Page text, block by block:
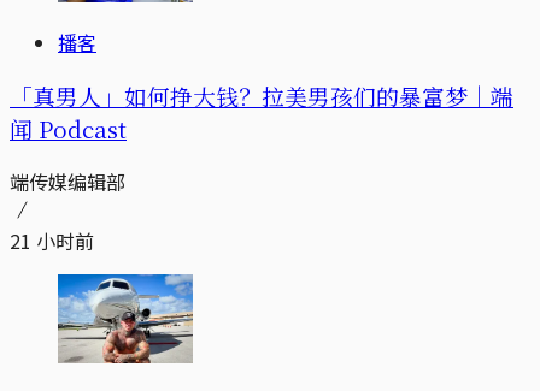
播客
「真男人」如何挣大钱？拉美男孩们的暴富梦｜端
闻 Podcast
端传媒编辑部
21 小时前